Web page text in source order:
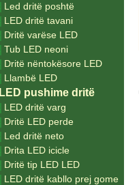
Led dritë poshtë
LED dritë tavani
Dritë varëse LED
Tub LED neoni
Dritë nëntokësore LED
Llambë LED
LED pushime dritë
LED dritë varg
Dritë LED perde
Led dritë neto
Drita LED icicle
Dritë tip LED LED
LED dritë kabllo prej gome